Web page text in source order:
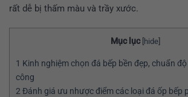
rất dễ bị thấm màu và trầy xước.
Mục lục [hide]
1 Kinh nghiệm chọn đá bếp bền đẹp, chuẩn
công
2Đánh giá ưu nhược điểm các loại đá ốp bếp